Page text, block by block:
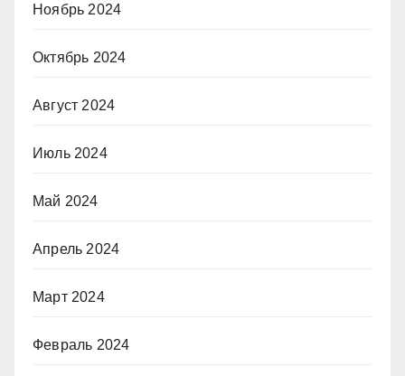
Ноябрь 2024
Октябрь 2024
Август 2024
Июль 2024
Май 2024
Апрель 2024
Март 2024
Февраль 2024